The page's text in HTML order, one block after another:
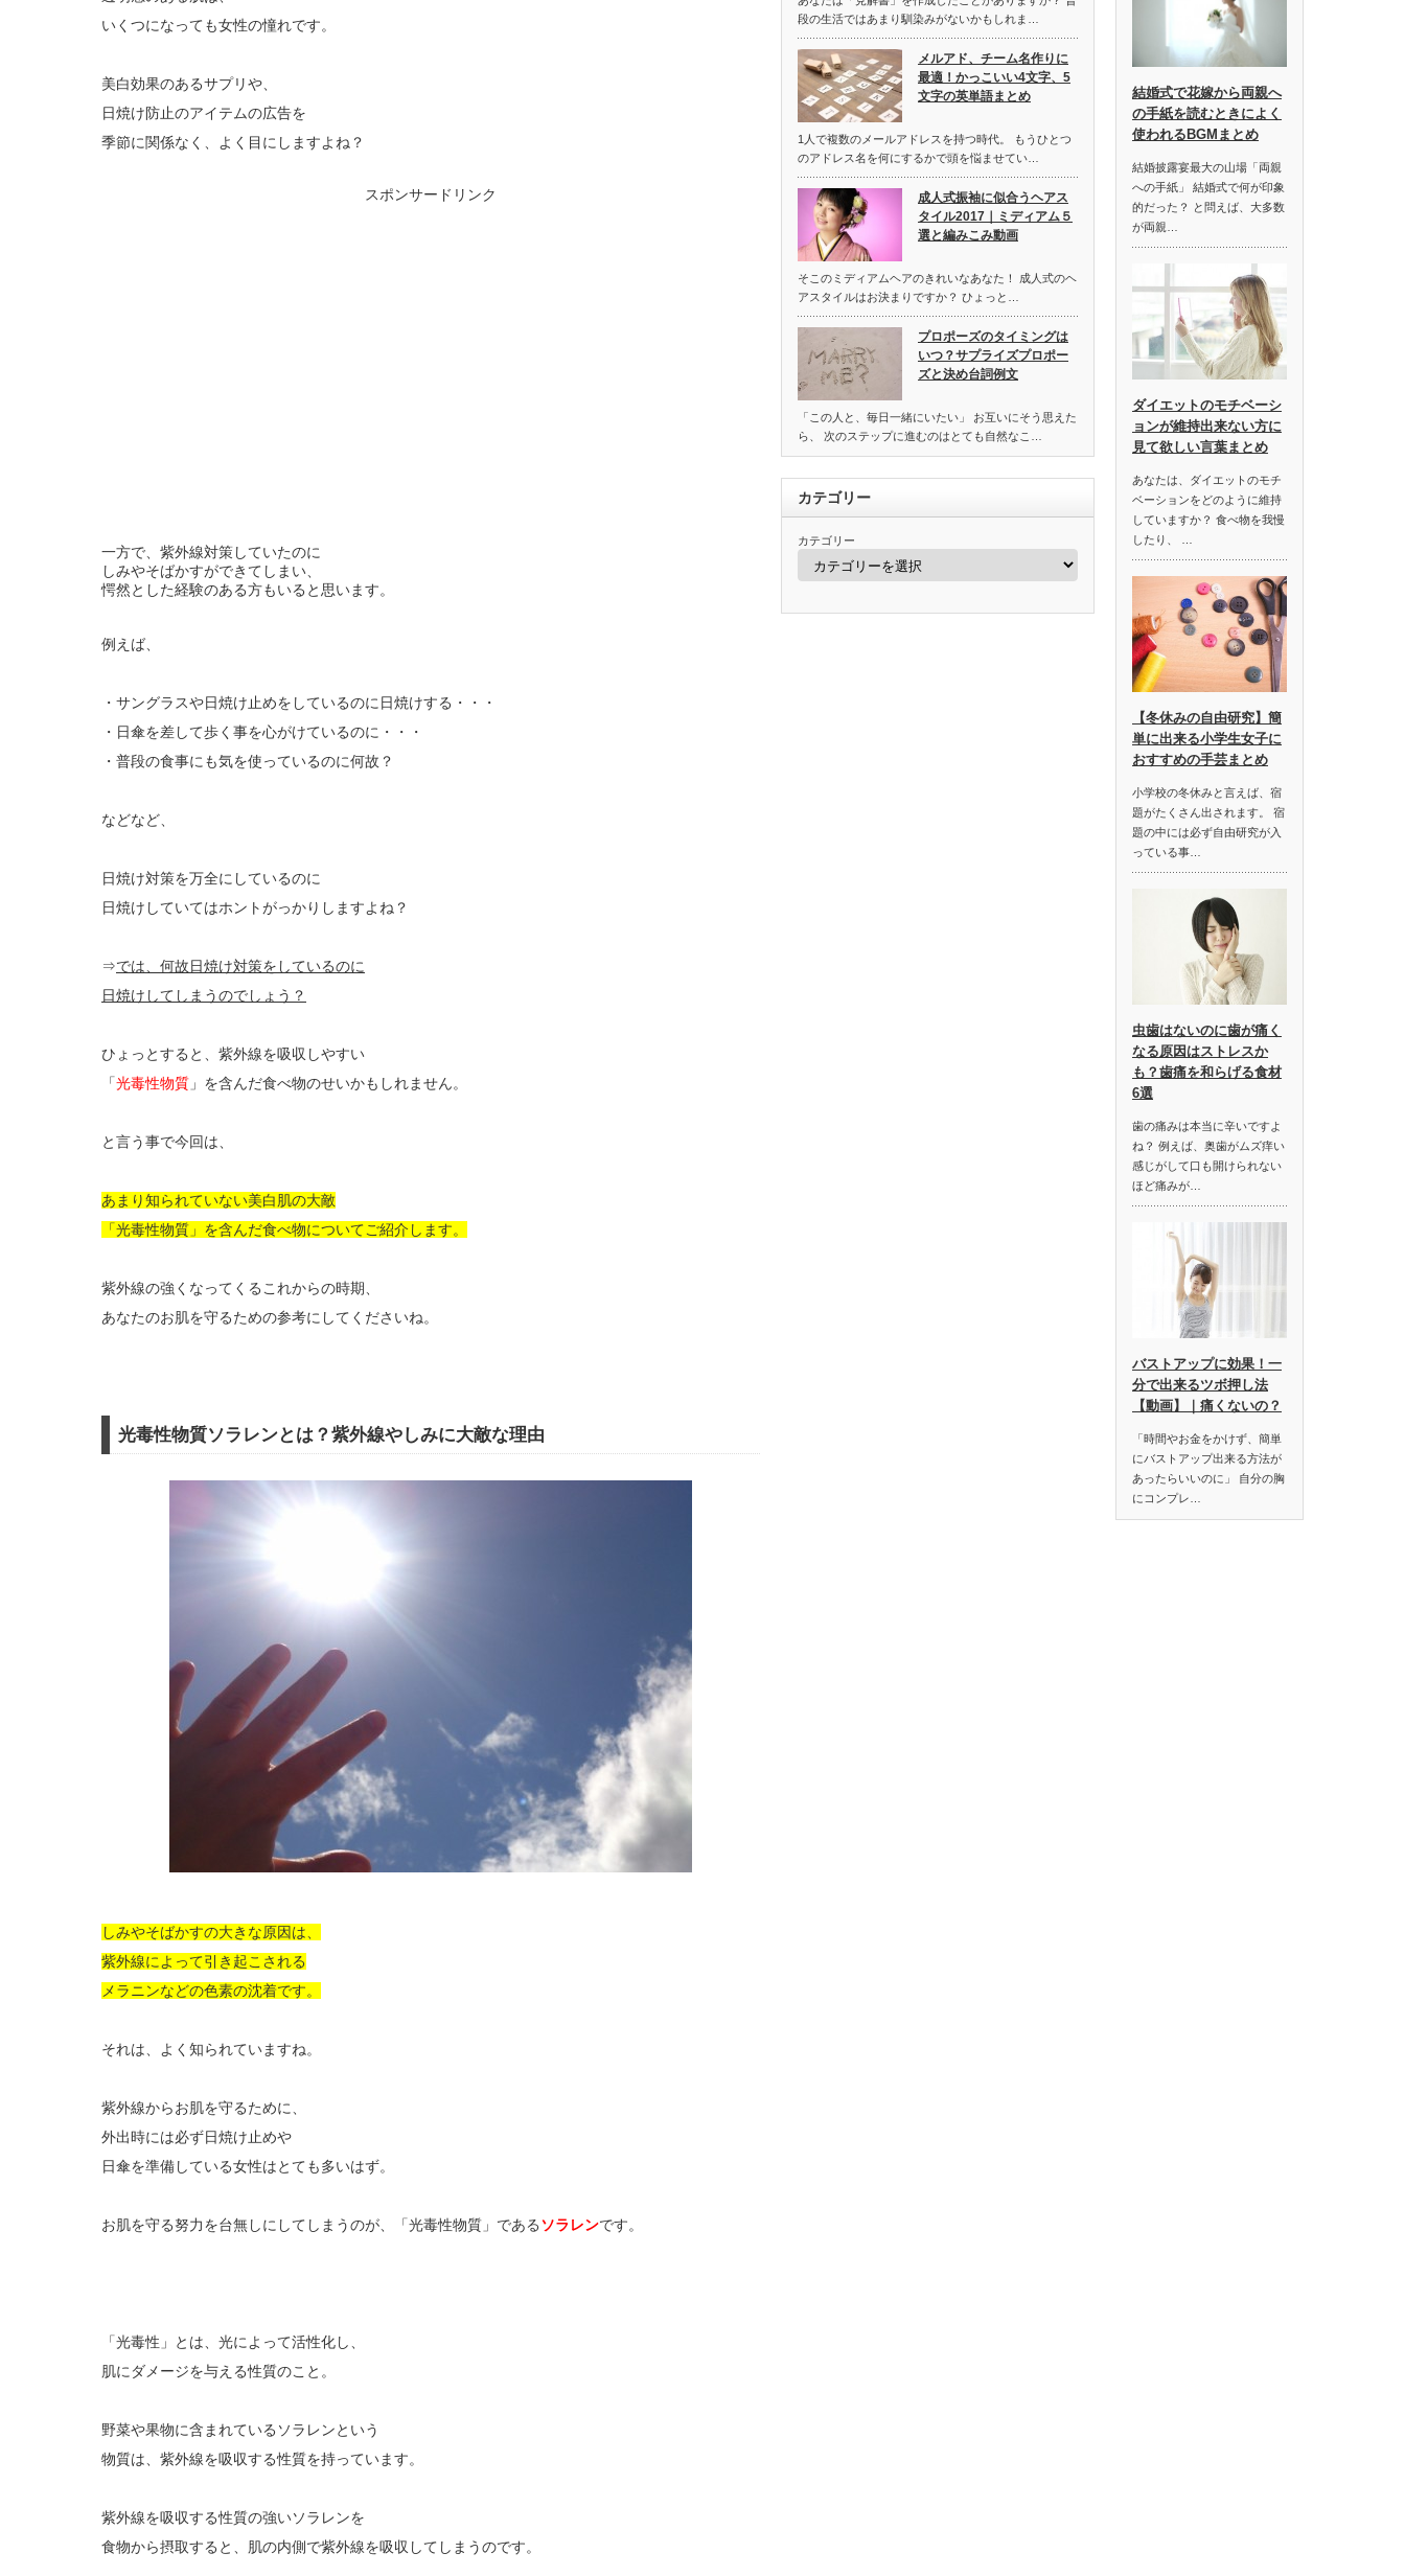
いくつになっても女性の憧れです。
美白効果のあるサプリや、
日焼け防止のアイテムの広告を
季節に関係なく、よく目にしますよね？
スポンサードリンク
一方で、紫外線対策していたのに
しみやそばかすができてしまい、
愕然とした経験のある方もいると思います。
例えば、
・サングラスや日焼け止めをしているのに日焼けする・・・
・日傘を差して歩く事を心がけているのに・・・
・普段の食事にも気を使っているのに何故？
などなど、
日焼け対策を万全にしているのに
日焼けしていてはホントがっかりしますよね？
⇒では、何故日焼け対策をしているのに
日焼けしてしまうのでしょう？
ひょっとすると、紫外線を吸収しやすい
「光毒性物質 」を含んだ食べ物のせいかもしれません。
と言う事で今回は、
あまり知られていない美白肌の大敵
「光毒性物質」を含んだ食べ物についてご紹介します。
紫外線の強くなってくるこれからの時期、
あなたのお肌を守るための参考にしてくださいね。
光毒性物質ソラレンとは？紫外線やしみに大敵な理由
しみやそばかすの大きな原因は、
紫外線によって引き起こされる
メラニンなどの色素の沈着です。
それは、よく知られていますね。
紫外線からお肌を守るために、
外出時には必ず日焼け止めや
日傘を準備している女性はとても多いはず。
お肌を守る努力を台無しにしてしまうのが、「光毒性物質」であるソラレンです。
「光毒性」とは、光によって活性化し、
肌にダメージを与える性質のこと。
野菜や果物に含まれているソラレンという
物質は、紫外線を吸収する性質を持っています。
紫外線を吸収する性質の強いソラレンを
食物から摂取すると、肌の内側で紫外線を吸収してしまうのです。
段の生活ではあまり馴染みがないかもしれま…
メルアド、チーム名作りに
最適！かっこいい4文字、5
文字の英単語まとめ
1人で複数のメールアドレスを持つ時代。 もうひとつ
のアドレス名を何にするかで頭を悩ませてい…
成人式振袖に似合うヘアス
タイル2017｜ミディアム５
選と編みこみ動画
そこのミディアムヘアのきれいなあなた！ 成人式のヘ
アスタイルはお決まりですか？ ひょっと…
プロポーズのタイミングは
いつ？サプライズプロポー
ズと決め台詞例文
「この人と、毎日一緒にいたい」 お互いにそう思えた
ら、 次のステップに進むのはとても自然なこ…
カテゴリー
カテゴリー
結婚式で花嫁から両親へ
の手紙を読むときによく
使われるBGMまとめ
結婚披露宴最大の山場「両親
への手紙」 結婚式で何が印象
的だった？ と問えば、大多数
が両親…
ダイエットのモチベーシ
ョンが維持出来ない方に
見て欲しい言葉まとめ
あなたは、ダイエットのモチ
ベーションをどのように維持
していますか？ 食べ物を我慢
したり、 …
【冬休みの自由研究】簡
単に出来る小学生女子に
おすすめの手芸まとめ
小学校の冬休みと言えば、宿
題がたくさん出されます。 宿
題の中には必ず自由研究が入
っている事…
虫歯はないのに歯が痛く
なる原因はストレスか
も？歯痛を和らげる食材
6選
歯の痛みは本当に辛いですよ
ね？ 例えば、奥歯がムズ痒い
感じがして口も開けられない
ほど痛みが…
バストアップに効果！一
分で出来るツボ押し法
【動画】｜痛くないの？
「時間やお金をかけず、簡単
にバストアップ出来る方法が
あったらいいのに」 自分の胸
にコンプレ…